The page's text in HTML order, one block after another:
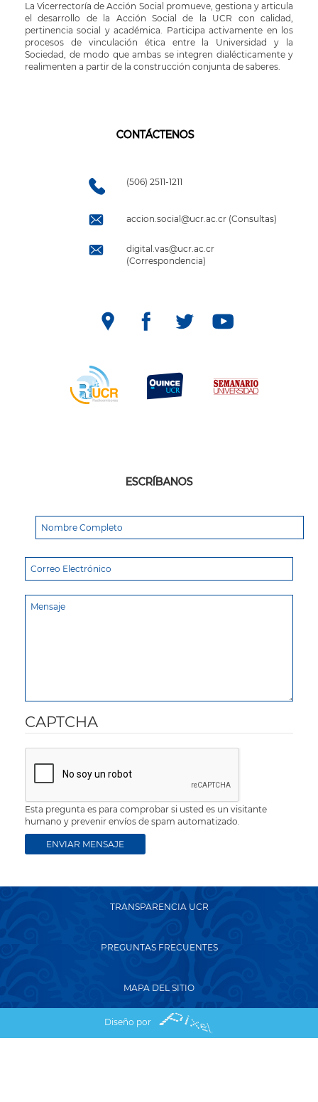
La Vicerrectoría de Acción Social promueve, gestiona y articula
el desarrollo de la Acción Social de la UCR con calidad,
pertinencia social y académica. Participa activamente en los
procesos de vinculación ética entre la Universidad y la
Sociedad, de modo que ambas se integren dialécticamente y
realimenten a partir de la construcción conjunta de saberes.
CONTÁCTENOS
(506) 2511-1211
accion.social@ucr.ac.cr (Consultas)
digital.vas@ucr.ac.cr
(Correspondencia)
ESCRÍBANOS
CAPTCHA
Esta pregunta es para comprobar si usted es un visitante
humano y prevenir envíos de spam automatizado.
TRANSPARENCIA UCR
PREGUNTAS FRECUENTES
MAPA DEL SITIO
Diseño por